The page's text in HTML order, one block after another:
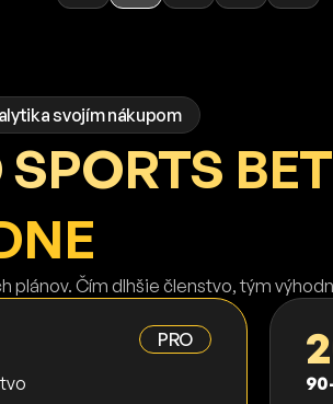
svojím nákupom
plánov. Čím dlhšie členstvo, tým
PRO